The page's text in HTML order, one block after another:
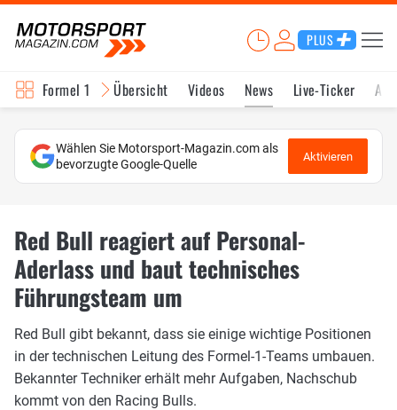
PLUS
Formel 1 Übersicht Videos News Live-Ticker
Wählen Sie Motorsport-Magazin.com als
bevorzugte Google-Quelle
Aktivieren
Red Bull reagiert auf Personal-
Aderlass und baut technisches
Führungsteam um
Red Bull gibt bekannt, dass sie einige wichtige Positionen
in der technischen Leitung des Formel-1-Teams umbauen.
Bekannter Techniker erhält mehr Aufgaben, Nachschub
kommt von den Racing Bulls.